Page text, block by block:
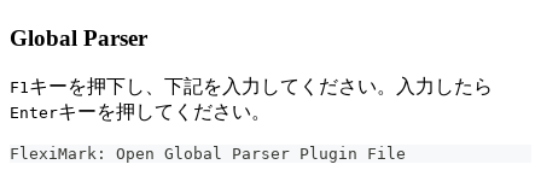
Global Parser
F1 キーを押下し、下記を入力してください。入力したら
Enterキーを押してください。
FlexiMark: Open Global Parser Plugin File